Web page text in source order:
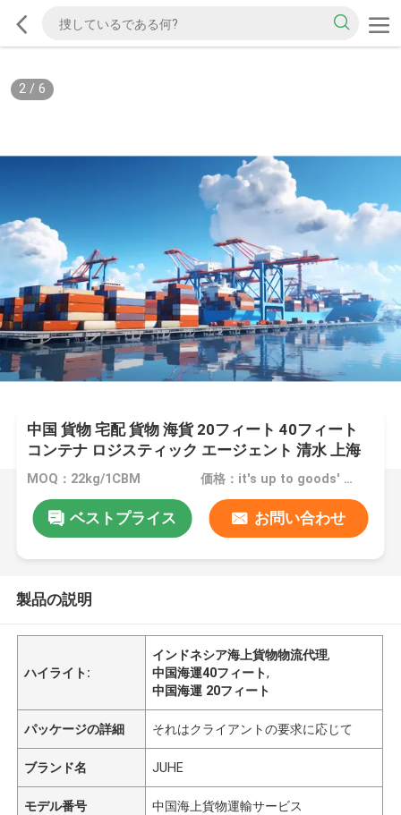
2/ 6
中国 貨物 宅配 貨物 海貨 20フィート 40フィート
コンテナ ロジスティック エージェント 清水 上海
から インドネシア ベラワン への輸送
MOQ：22kg/1CBM 価格：it's up to goods' weight
ベストプライス お問い合わせ
製品の説明
ハイライト:
インドネシア海上貨物物流代理,
中国海運40フィート,
中国海運 20フィート
パッケージの詳細 それはクライアントの要求に応じて
ブランド名 JUHE
モデル番号 中国海上貨物運輸サービス